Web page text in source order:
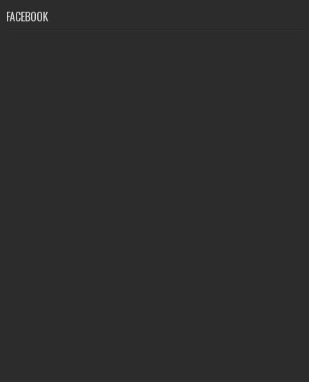
FACEBOOK